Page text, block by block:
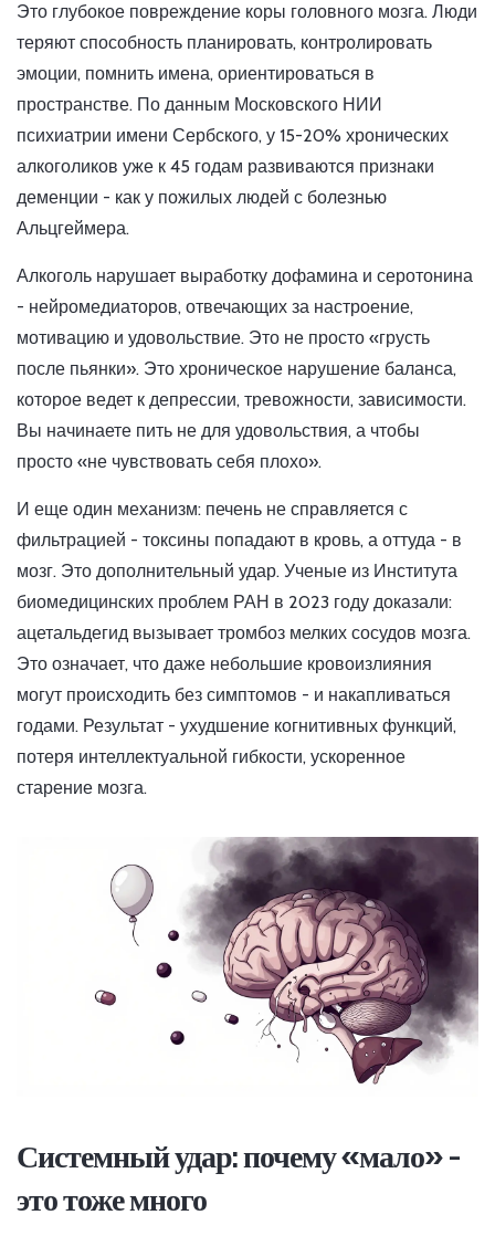
Это глубокое повреждение коры головного мозга. Люди
теряют способность планировать, контролировать
эмоции, помнить имена, ориентироваться в
пространстве. По данным Московского НИИ
психиатрии имени Сербского, у 15-20% хронических
алкоголиков уже к 45 годам развиваются признаки
деменции - как у пожилых людей с болезнью
Альцгеймера.
Алкоголь нарушает выработку дофамина и серотонина
- нейромедиаторов, отвечающих за настроение,
мотивацию и удовольствие. Это не просто «грусть
после пьянки». Это хроническое нарушение баланса,
которое ведет к депрессии, тревожности, зависимости.
Вы начинаете пить не для удовольствия, а чтобы
просто «не чувствовать себя плохо».
И еще один механизм: печень не справляется с
фильтрацией - токсины попадают в кровь, а оттуда - в
мозг. Это дополнительный удар. Ученые из Института
биомедицинских проблем РАН в 2023 году доказали:
ацетальдегид вызывает тромбоз мелких сосудов мозга.
Это означает, что даже небольшие кровоизлияния
могут происходить без симптомов - и накапливаться
годами. Результат - ухудшение когнитивных функций,
потеря интеллектуальной гибкости, ускоренное
старение мозга.
Системный удар: почему «мало» -
это тоже много